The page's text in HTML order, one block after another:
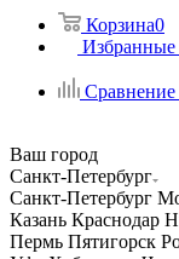
Корзина0
Избранные
Сравнение
Ваш город
Санкт-Петербург
Санкт-Петербург
Казань Краснодар
Пермь Пятигорск